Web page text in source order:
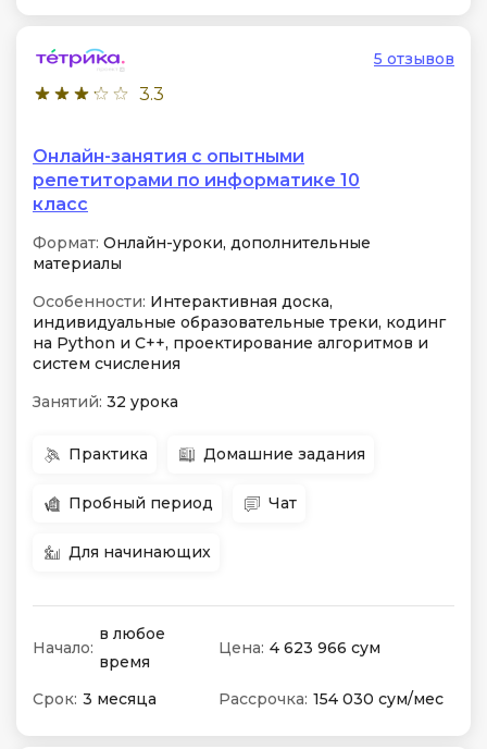
3.3
5 отзывов
Онлайн-занятия с опытными
репетиторами по информатике 10
класс
Формат: Онлайн-уроки, дополнительные
материалы
Особенности: Интерактивная доска,
индивидуальные образовательные треки, кодинг
на Python и C++, проектирование алгоритмов и
систем счисления
Занятий: 32 урока
Практика Домашние задания
Пробный период Чат
Для начинающих
Начало:
в любое
время
Цена: 4 623 966 сум
Срок: 3 месяца Рассрочка: 154 030 сум/мес